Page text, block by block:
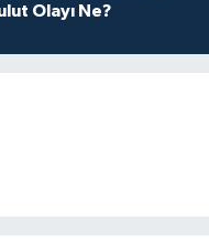
Olayı Ne?